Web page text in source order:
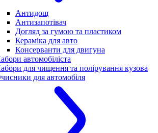
Антидощ
Антизапотівач
Догляд за гумою та пластиком
Кераміка для авто
Консерванти для двигуна
автомобіліста
для чищення та полірування кузова
для автомобіля